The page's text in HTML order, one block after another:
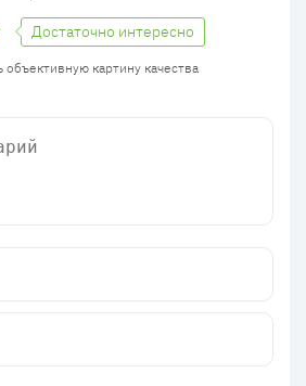
Достаточно интересно
объективную картину качества